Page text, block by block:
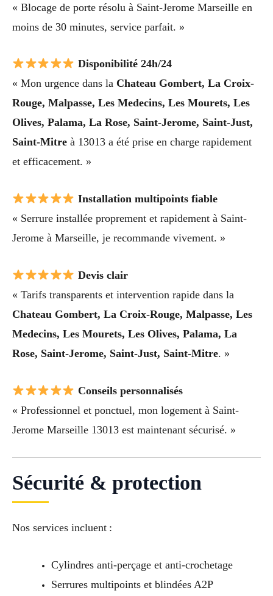
« Blocage de porte résolu à Saint-Jerome Marseille en
moins de 30 minutes, service parfait. »
Disponibilité 24h/24
« Mon urgence dans la Chateau Gombert, La Croix-
Rouge, Malpasse, Les Medecins, Les Mourets, Les
Olives, Palama, La Rose, Saint-Jerome, Saint-Just,
Saint-Mitre à 13013 a été prise en charge rapidement
et efficacement. »
Installation multipoints fiable
« Serrure installée proprement et rapidement à Saint-
Jerome à Marseille, je recommande vivement. »
Devis clair
« Tarifs transparents et intervention rapide dans la
Chateau Gombert, La Croix-Rouge, Malpasse, Les
Medecins, Les Mourets, Les Olives, Palama, La
Rose, Saint-Jerome, Saint-Just, Saint-Mitre. »
Conseils personnalisés
« Professionnel et ponctuel, mon logement à Saint-
Jerome Marseille 13013 est maintenant sécurisé. »
Sécurité & protection
Nos services incluent :
Cylindres anti-perçage et anti-crochetage
Serrures multipoints et blindées A2P